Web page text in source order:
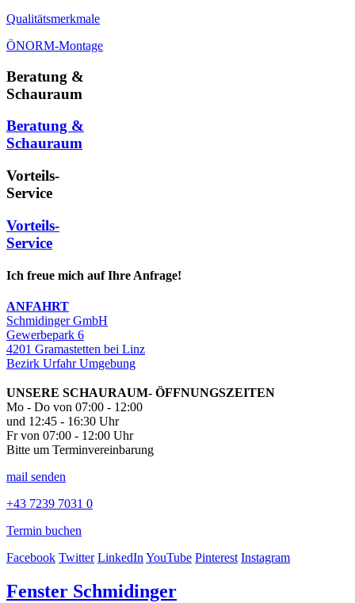
Qualitätsmerkmale
ÖNORM-Montage
Beratung &
Schauraum
Beratung &
Schauraum
Vorteils-
Service
Vorteils-
Service
Ich freue mich auf Ihre Anfrage!
ANFAHRT
Schmidinger GmbH
Gewerbepark 6
4201 Gramastetten bei Linz
Bezirk Urfahr Umgebung
UNSERE SCHAURAUM- ÖFFNUNGSZEITEN
Mo - Do von 07:00 - 12:00
und 12:45 - 16:30 Uhr
Fr von 07:00 - 12:00 Uhr
Bitte um Terminvereinbarung
mail senden
+43 7239 7031 0
Termin buchen
Facebook Twitter LinkedInYouTube Pinterest Instagram
Fenster Schmidinger